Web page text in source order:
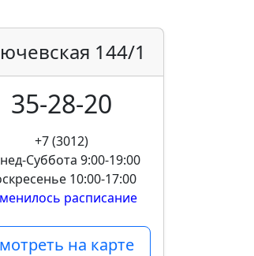
144/1
35-28-20
+7 (3012)
Суббота 9:00-19:00
10:00-17:00
расписание
на карте